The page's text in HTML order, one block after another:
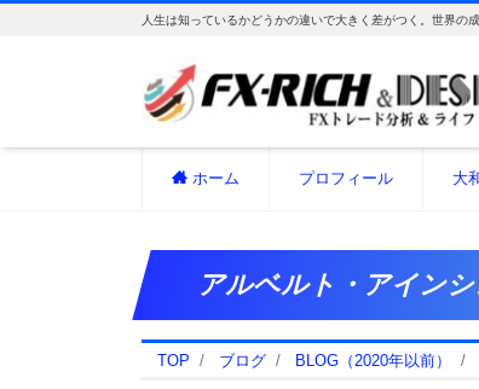
人生は知っているかどうかの違いで大きく差がつく。世界の
ホーム プロフィール 大
アルベルト・アイン
TOP ブログ BLOG（2020年以前）